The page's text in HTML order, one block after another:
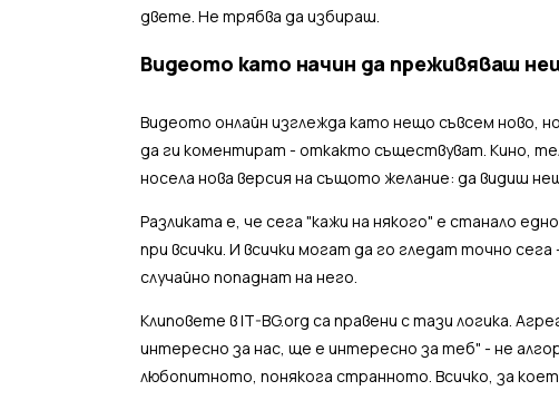
двете. Не трябва да избираш.
Видеото като начин да преживяваш
Видеото онлайн изглежда като нещо съвсем ново,
да ги коментират - откакто съществуват. Кино,
носела нова версия на същото желание: да видиш
Разликата е, че сега "кажи на някого" е станало
при всички. И всички могат да го гледат точно
случайно попаднат на него.
Клиповете в IT-BG.org са правени с тази логика.
интересно за нас, ще е интересно за теб" - не
любопитното, понякога странното. Всичко, за